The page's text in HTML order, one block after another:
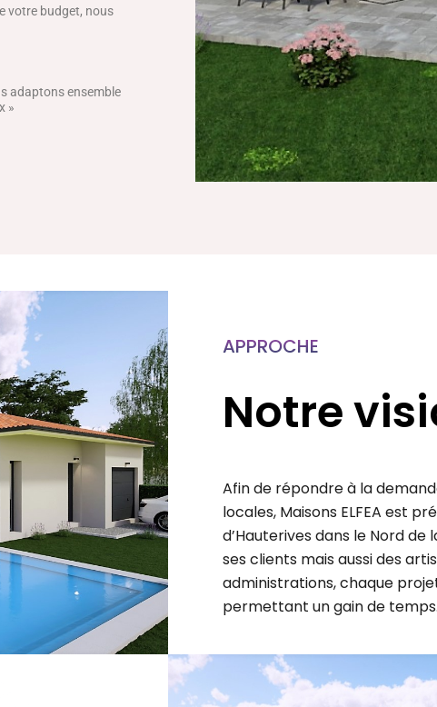
votre budget, nous
adaptons ensemble
»
APPROCHE
Notre
locales, Maisons ELFEA est
d’Hauterives dans le Nord
ses clients mais aussi des
administrations, chaque
permettant un gain de